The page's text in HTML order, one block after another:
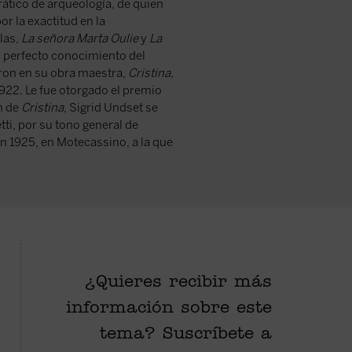
de arqueología, de quien
la exactitud en la
La señora Marta Ouliey La
conocimiento del
en su obra maestra, Cristina,
Le fue otorgado el premio
de Cristina, Sigrid Undset se
por su tono general de
1925, en Motecassino, a la que
islandés
conocimiento de la mujer son dos
notas que sobresalen en este libro
en el que confluyen el amor por la
¿Quieres recibir más
información sobre este
tema? Suscríbete a